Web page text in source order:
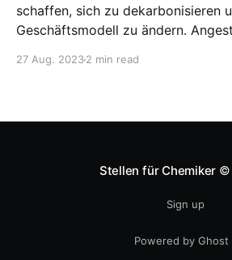
schaffen, sich zu dekarbonisieren
Geschäftsmodell zu ändern.
Nutzung von nachwachsenden
27 Aug. 20232 min read
Stellen für Chemiker ©
Sign up
Powered by Ghost